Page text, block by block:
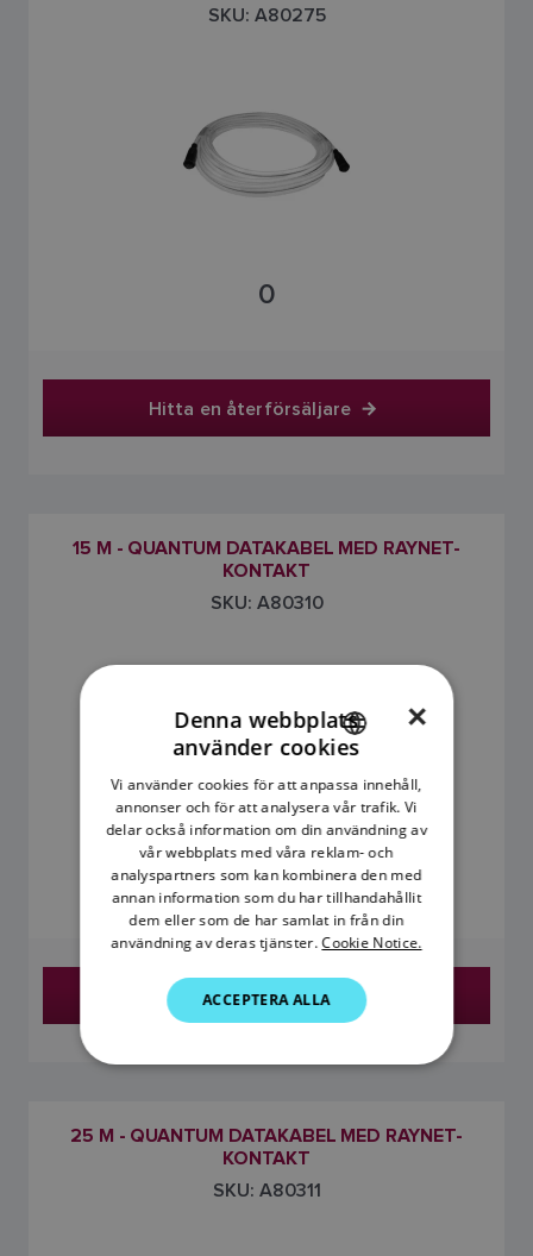
SKU: A80275
0
Hitta en återförsäljare
15 M - QUANTUM DATAKABEL MED RAYNET-
KONTAKT
SKU: A80310
0
Hitta en återförsäljare
25 M - QUANTUM DATAKABEL MED RAYNET-
KONTAKT
SKU: A80311
ENGLISH
FRENCH
DANISH
ITALIAN
SWEDISH
DUTCH
×
Denna webbplats
använder cookies
Vi använder cookies för att anpassa innehåll,
annonser och för att analysera vår trafik. Vi
delar också information om din användning av
vår webbplats med våra reklam- och
analyspartners som kan kombinera den med
annan information som du har tillhandahållit
dem eller som de har samlat in från din
användning av deras tjänster. Cookie Notice.
ACCEPTERA ALLA